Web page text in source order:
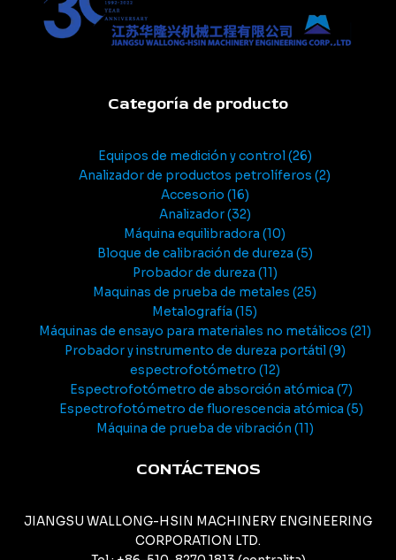
Categoría de producto
Equipos de medición y control 26
Analizador de productos petrolíferos 2
Accesorio 16
Analizador 32
Máquina equilibradora 10
Bloque de calibración de dureza 5
Probador de dureza 11
Maquinas de prueba de metales 25
Metalografía 15
Máquinas de ensayo para materiales no metálicos 21
Probador y instrumento de dureza portátil 9
espectrofotómetro 12
Espectrofotómetro de absorción atómica 7
Espectrofotómetro de fluorescencia atómica 5
Máquina de prueba de vibración 11
CONTÁCTENOS
JIANGSU WALLONG-HSIN MACHINERY ENGINEERING
CORPORATION LTD.